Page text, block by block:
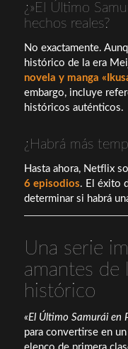
¿»El Último
hechos reales?
No exactamente.
histórico de la era
novela y manga
embargo, incluye
históricos auténticos.
¿Habrá más
Hasta ahora, Netflix
6 episodios. El éxito
determinar si habrá
Una serie
amantes de
histórico
«El Último Samurái en
para convertirse en